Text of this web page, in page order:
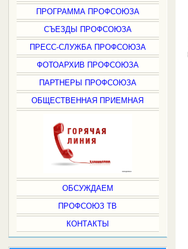
ПРОГРАММА ПРОФСОЮЗА
СЪЕЗДЫ ПРОФСОЮЗА
ПРЕСС-СЛУЖБА ПРОФСОЮЗА
ФОТОАРХИВ ПРОФСОЮЗА
ПАРТНЕРЫ ПРОФСОЮЗА
ОБЩЕСТВЕННАЯ ПРИЕМНАЯ
ОБСУЖДАЕМ
ПРОФСОЮЗ ТВ
КОНТАКТЫ